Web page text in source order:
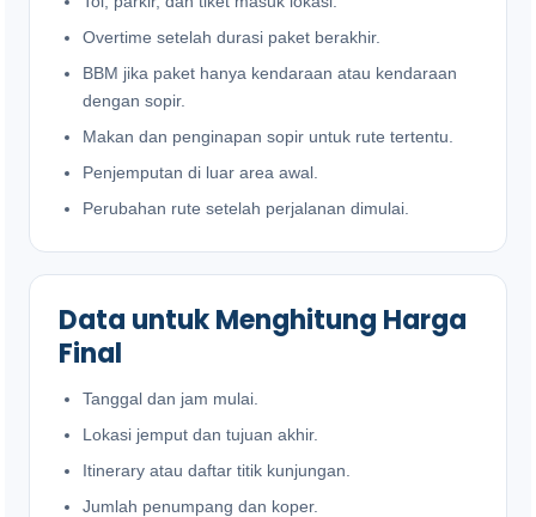
Overtime setelah durasi paket berakhir.
BBM jika paket hanya kendaraan atau kendaraan
dengan sopir.
Makan dan penginapan sopir untuk rute tertentu.
Penjemputan di luar area awal.
Perubahan rute setelah perjalanan dimulai.
Data untuk Menghitung Harga
Final
Tanggal dan jam mulai.
Lokasi jemput dan tujuan akhir.
Itinerary atau daftar titik kunjungan.
Jumlah penumpang dan koper.